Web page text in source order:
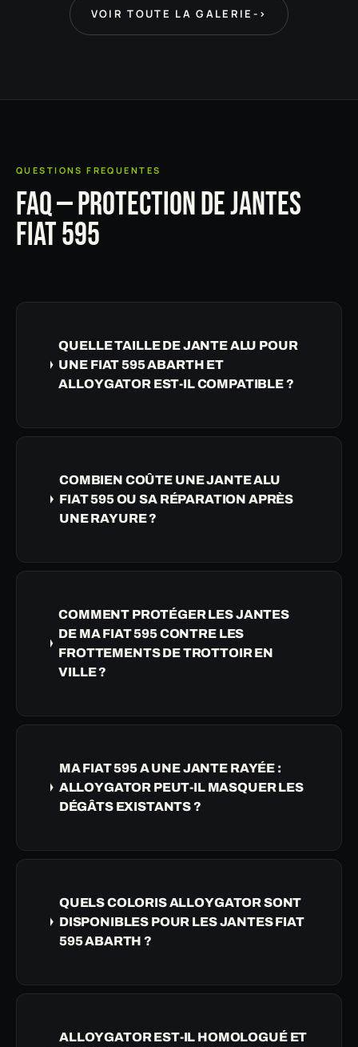
VOIR TOUTE LA GALERIE ->
QUESTIONS FREQUENTES
FAQ — PROTECTION DE JANTES
FIAT 595
QUELLE TAILLE DE JANTE ALU POUR
UNE FIAT 595 ABARTH ET
ALLOYGATOR EST-IL COMPATIBLE ?
COMBIEN COÛTE UNE JANTE ALU
FIAT 595 OU SA RÉPARATION APRÈS
UNE RAYURE ?
COMMENT PROTÉGER LES JANTES
DE MA FIAT 595 CONTRE LES
FROTTEMENTS DE TROTTOIR EN
VILLE ?
MA FIAT 595 A UNE JANTE RAYÉE :
ALLOYGATOR PEUT-IL MASQUER LES
DÉGÂTS EXISTANTS ?
QUELS COLORIS ALLOYGATOR SONT
DISPONIBLES POUR LES JANTES FIAT
595 ABARTH ?
ALLOYGATOR EST-IL HOMOLOGUÉ ET